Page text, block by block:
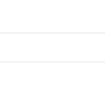
en lucka i golvet.
garanterar dig en